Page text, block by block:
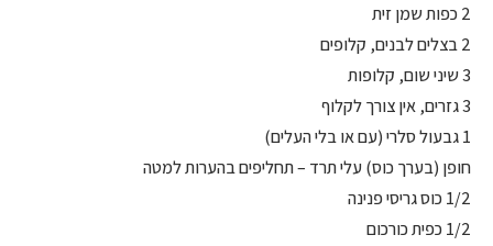
2 כפות שמן זית
2 בצלים לבנים, קלופים
3 שיני שום, קלופות
3 גזרים, אין צורך לקלוף
1 גבעול סלרי (עם או בלי העלים)
חופן (בערך כוס) עלי תרד – תחליפים בהערות למטה
1/2 כוס גריסי פנינה
1/2 כפית כורכום